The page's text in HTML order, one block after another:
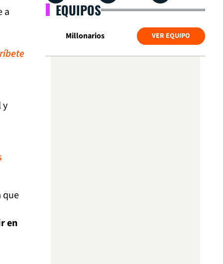
a
y
que
en
EQUIPOS
Millonarios VER EQUIPO